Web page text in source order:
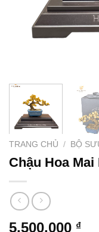
TRANG CHỦ / BỘ
Chậu Hoa
5,500,000 ₫